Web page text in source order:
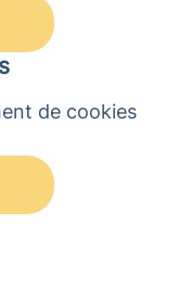
de cookies